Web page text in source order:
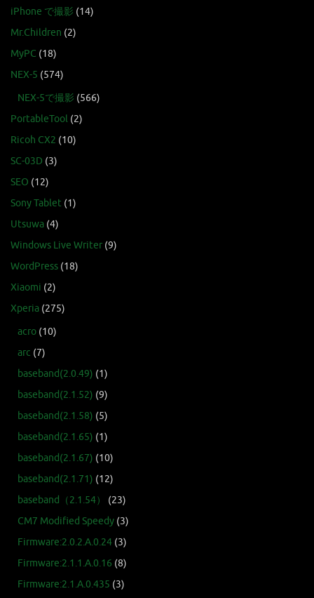
iPhone で撮影 (14)
Mr.Children (2)
MyPC (18)
NEX-5 (574)
NEX-5で撮影 (566)
PortableTool (2)
Ricoh CX2 (10)
SC-03D (3)
SEO (12)
Sony Tablet (1)
Utsuwa (4)
Windows Live Writer (9)
WordPress (18)
Xiaomi (2)
Xperia (275)
acro (10)
arc (7)
baseband(2.0.49) (1)
baseband(2.1.52) (9)
baseband(2.1.58) (5)
baseband(2.1.65) (1)
baseband(2.1.67) (10)
baseband(2.1.71) (12)
baseband（2.1.54）
(23)
CM7 Modified Speedy (3)
Firmware:2.0.2.A.0.24 (3)
Firmware:2.1.1.A.0.16 (8)
Firmware:2.1.A.0.435 (3)